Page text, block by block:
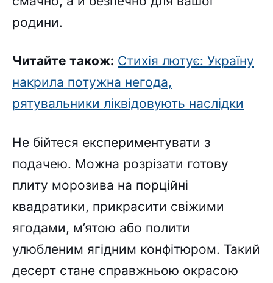
родини.
Читайте також: Стихія лютує: Україну
накрила потужна негода,
рятувальники ліквідовують наслідки
Не бійтеся експериментувати з
подачею. Можна розрізати готову
плиту морозива на порційні
квадратики, прикрасити свіжими
ягодами, м’ятою або полити
улюбленим ягідним конфітюром. Такий
десерт стане справжньою окрасою